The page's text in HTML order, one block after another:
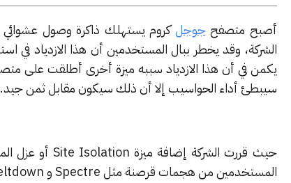
أصبح متصفحجوجلكروم يستهلك ذاكرة وصول عشوائي
الشركة، وقد يخطر ببال المستخدمين أن هذا الازدياد في
سيبطئ أداء الحواسيب إلا أن ذلك سيكون مقابل ثمن جيد.
المستخدمين من هجمات قرصنة مثل Spectre و Meltdown.